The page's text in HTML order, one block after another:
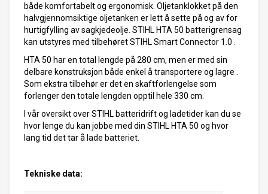
både komfortabelt og ergonomisk. Oljetanklokket på den
halvgjennomsiktige oljetanken er lett å sette på og av for
hurtigfylling av sagkjedeolje. STIHL HTA 50 batterigrensag
kan utstyres med tilbehøret STIHL Smart Connector 1.0 .
HTA 50 har en total lengde på 280 cm, men er med sin
delbare konstruksjon både enkel å transportere og lagre .
Som ekstra tilbehør er det en skaftforlengelse som
forlenger den totale lengden opptil hele 330 cm.
I vår oversikt over STIHL batteridrift og ladetider kan du se
hvor lenge du kan jobbe med din STIHL HTA 50 og hvor
lang tid det tar å lade batteriet.
Tekniske data: